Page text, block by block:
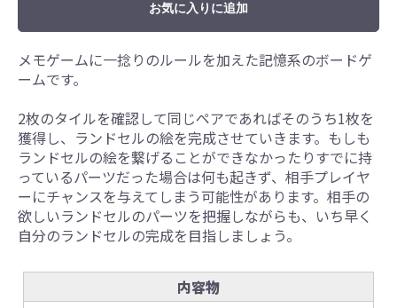
お気に入りに追加
メモゲームに一捻りのルールを加えた記憶系のボードゲ
ームです。
2枚のタイルを確認して同じペアであればそのうち1枚を
獲得し、ランドセルの絵を完成させていきます。もしも
ランドセルの絵を繋げることができなかったりすでに持
っているパーツだった場合は何も起きず、相手プレイヤ
ーにチャンスを与えてしまう可能性があります。相手の
欲しいランドセルのパーツを把握しながらも、いち早く
自分のランドセルの完成を目指しましょう。
内容物